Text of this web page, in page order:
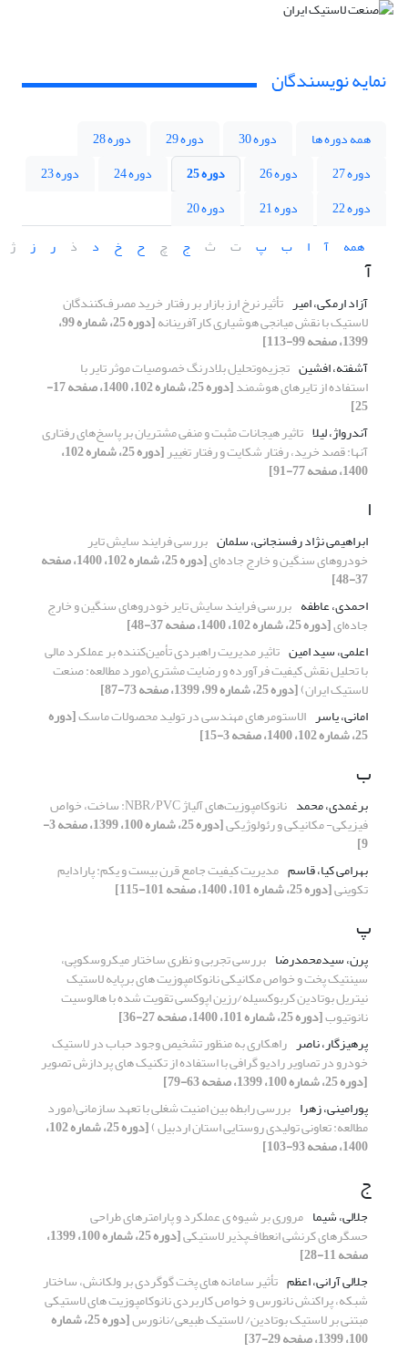
نمایه نویسندگان
همه دوره ها دوره 30 دوره 29
دوره 28
دوره 27
دوره 26 دوره 25 دوره 24
دوره 23
دوره 22
دوره 21
دوره 20
همه
آ ا ب پ ت ث ج چ ح خ د ذ ر ز ژ
آ
آزاد ارمکی، امیر تأثیر نرخ ارز بازار بر رفتار خرید مصرف‌کنندگان
لاستیک با نقش میانجی هوشیاری کارآفرینانه [دوره 25، شماره 99،
1399، صفحه 99-113]
آشفته، افشین تجزیه‌وتحلیل بلادرنگ خصوصیات موثر تایر با
استفاده از تایرهای هوشمند [دوره 25، شماره 102، 1400، صفحه 17-
25]
آندرواژ، لیلا تاثیر هیجانات مثبت و منفی مشتریان بر پاسخ‌های رفتاری
آنها: قصد خرید، رفتار شکایت و رفتار تغییر [دوره 25، شماره 102،
1400، صفحه 77-91]
ا
ابراهیمی نژاد رفسنجانی، سلمان بررسی فرایند سایش تایر
خودروهای سنگین و خارج جاده‌ای [دوره 25، شماره 102، 1400، صفحه
37-48]
احمدی، عاطفه بررسی فرایند سایش تایر خودروهای سنگین و خارج
جاده‌ای[دوره 25، شماره 102، 1400، صفحه 37-48]
اعلمی، سید امین تاثیر مدیریت راهبردی تأمین‌کننده بر عملکرد مالی
با تحلیل نقش کیفیت فرآورده و رضایت مشتری(مورد مطالعه: صنعت
لاستیک ایران)[دوره 25، شماره 99، 1399، صفحه 73-87]
امانی، یاسر الاستومرهای مهندسی در تولید محصولات ماسک[دوره
25، شماره 102، 1400، صفحه 3-15]
ب
برغمدی، محمد نانوکامپوزیت‌های آلیاژ NBR/PVC: ساخت، خواص
فیزیکی- مکانیکی و رئولوژیکی [دوره 25، شماره 100، 1399، صفحه 3-
9]
بهرامی کیا، قاسم مدیریت کیفیت جامع قرن بیست و یکم: پارادایم
تکوینی[دوره 25، شماره 101، 1400، صفحه 101-115]
پ
پرن، سیدمحمدرضا بررسی تجربی و نظری ساختار میکروسکوپی،
سینتیک پخت و خواص مکانیکی نانوکامپوزیت های برپایه لاستیک
نیتریل بوتادین کربوکسیله/رزین اپوکسی تقویت شده با هالوسیت
نانوتیوب[دوره 25، شماره 101، 1400، صفحه 27-36]
پرهیزگار، ناصر راهکاری به منظور تشخیص وجود حباب در لاستیک
خودرو در تصاویر رادیو گرافی با استفاده از تکنیک های پردازش تصویر
[دوره 25، شماره 100، 1399، صفحه 63-79]
پورامینی، زهرا بررسی رابطه بین امنیت شغلی با تعهد سازمانی(مورد
مطالعه: تعاونی تولیدی روستایی استان اردبیل ) [دوره 25، شماره 102،
1400، صفحه 93-103]
ج
جلالی، شیما مروری بر شیوه ی عملکرد و پارامتر‌های طراحی
حسگرهای کرنشی انعطاف‌پذیر لاستیکی [دوره 25، شماره 100، 1399،
صفحه 11-28]
جلالی آرانی، اعظم تأثیر سامانه های پخت گوگردی بر ولکانش، ساختار
شبکه، پراکنش نانورس و خواص کاربردی نانوکامپوزیت های لاستیکی
مبتنی بر لاستیک بوتادین/ لاستیک طبیعی/نانورس [دوره 25، شماره
100، 1399، صفحه 29-37]